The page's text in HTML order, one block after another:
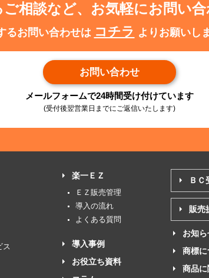
相談など、お気軽にお問い合
るお問い合わせは コチラ よりお願いし
お問い合わせ
メールフォームで24時間受け付けています
(受付後翌営業日までにご返信いたします)
ス
楽一ＥＺ
ＥＺ販売管理
導入の流れ
よくある質問
導入事例
お役立ち資料
ＢＣ
販売
お知ら
商標に
商品